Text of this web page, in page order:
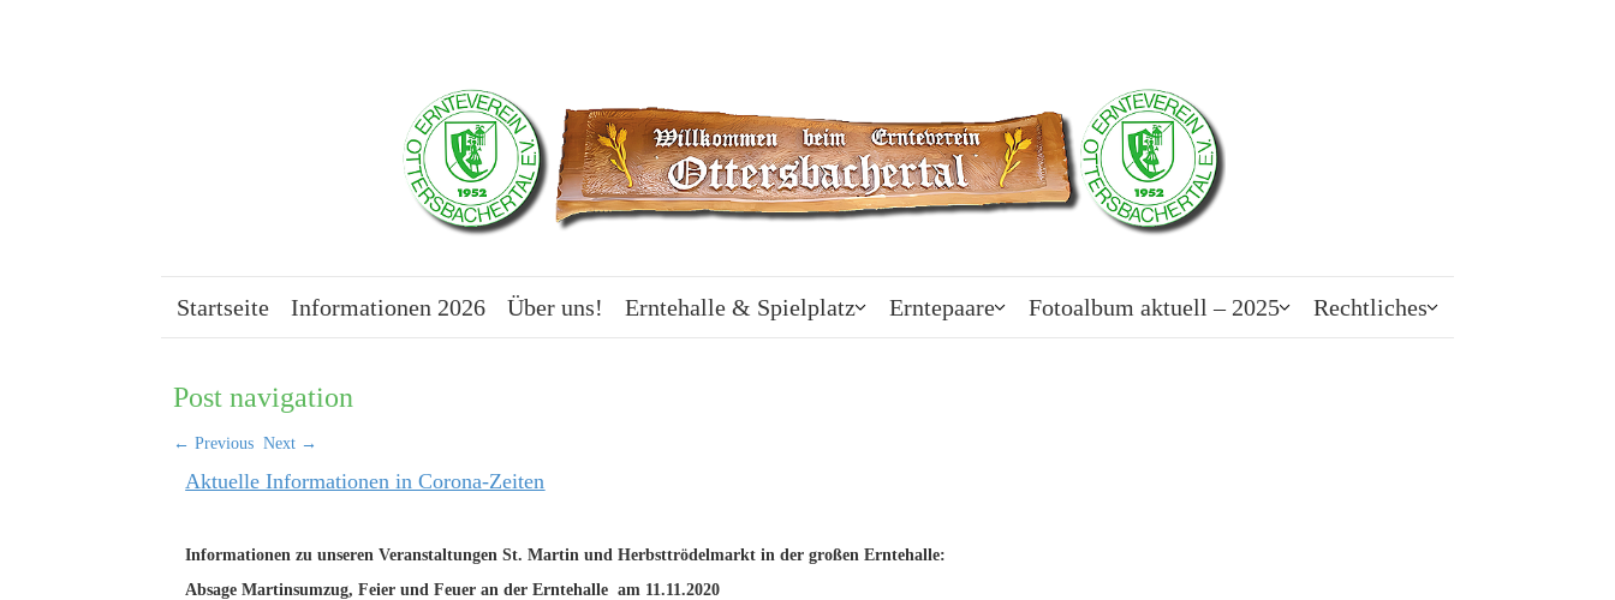
Startseite Informationen 2026 Über uns! Erntehalle & Spielplatz Erntepaare Fotoalbum aktuell – 2025 Rechtliches
Post navigation
← Previous Next →
Aktuelle Informationen in Corona-Zeiten
Informationen zu unseren Veranstaltungen St. Martin und Herbsttrödelmarkt in der großen Erntehalle:
Absage Martinsumzug, Feier und Feuer an der Erntehalle am 11.11.2020